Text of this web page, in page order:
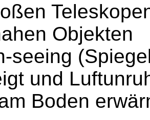
Objekten
seeing
und
Boden